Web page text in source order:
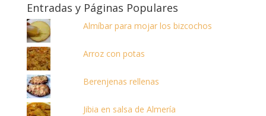
Entradas y Páginas Populares
Almíbar para mojar los bizcochos
Arroz con potas
Berenjenas rellenas
Jibia en salsa de Almería